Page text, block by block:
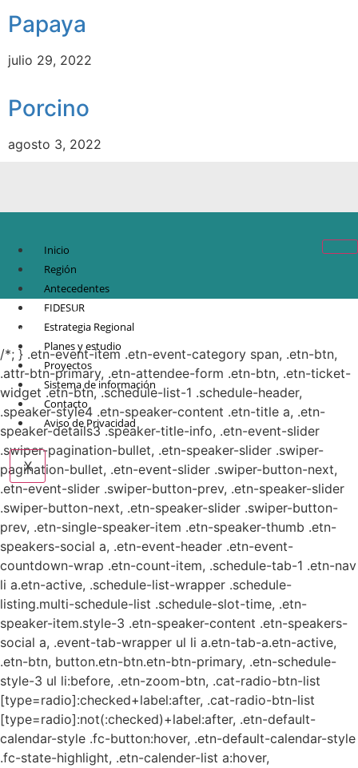
Papaya
julio 29, 2022
Porcino
agosto 3, 2022
Inicio
Región
Antecedentes
FIDESUR
Estrategia Regional
Planes y estudio
Proyectos
Sistema de información
Contacto
Aviso de Privacidad
X
© Copyright 2021.
Sureste.
/*; } .etn-event-item .etn-event-category span, .etn-btn,
.attr-btn-primary, .etn-attendee-form .etn-btn, .etn-ticket-
widget .etn-btn, .schedule-list-1 .schedule-header,
.speaker-style4 .etn-speaker-content .etn-title a, .etn-
speaker-details3 .speaker-title-info, .etn-event-slider
.swiper-pagination-bullet, .etn-speaker-slider .swiper-
pagination-bullet, .etn-event-slider .swiper-button-next,
.etn-event-slider .swiper-button-prev, .etn-speaker-slider
.swiper-button-next, .etn-speaker-slider .swiper-button-
prev, .etn-single-speaker-item .etn-speaker-thumb .etn-
speakers-social a, .etn-event-header .etn-event-
countdown-wrap .etn-count-item, .schedule-tab-1 .etn-nav
li a.etn-active, .schedule-list-wrapper .schedule-
listing.multi-schedule-list .schedule-slot-time, .etn-
speaker-item.style-3 .etn-speaker-content .etn-speakers-
social a, .event-tab-wrapper ul li a.etn-tab-a.etn-active,
.etn-btn, button.etn-btn.etn-btn-primary, .etn-schedule-
style-3 ul li:before, .etn-zoom-btn, .cat-radio-btn-list
[type=radio]:checked+label:after, .cat-radio-btn-list
[type=radio]:not(:checked)+label:after, .etn-default-
calendar-style .fc-button:hover, .etn-default-calendar-style
.fc-state-highlight, .etn-calender-list a:hover,